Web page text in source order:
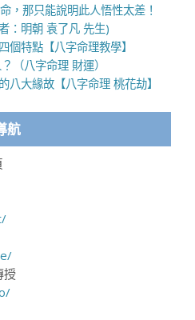
，那只能說明此人悟性太差！
：明朝 袁了凡 先生)
個特點【八字命理教學】
（八字命理 財運）
八大緣故【八字命理 桃花劫】
航
授